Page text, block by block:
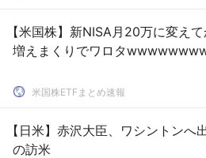
【米国株】新NISA月20万に変え
増えまくりでワロタ
米国株ETFまとめ速報
【日米】赤沢大臣、ワシントン
の訪米